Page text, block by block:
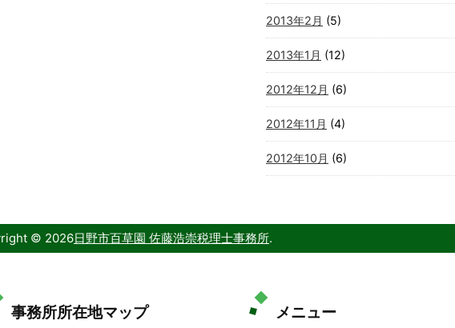
2013年2月 (5)
2013年1月 (12)
2012年12月 (6)
2012年11月 (4)
2012年10月 (6)
© 2026日野市百草園 佐藤浩崇税理士事務所.
事務所所在地マップ メニュー